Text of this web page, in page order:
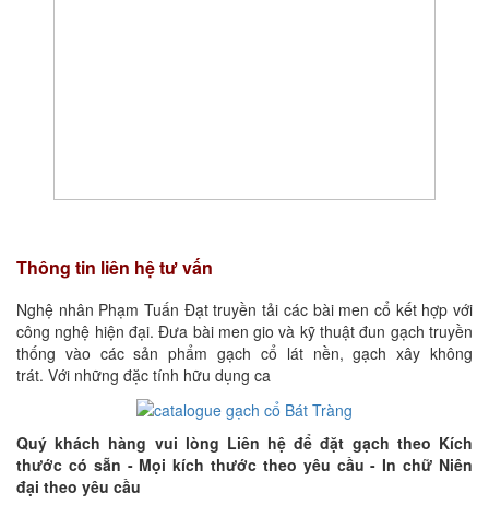
Thông tin liên hệ tư vấn
Nghệ nhân Phạm Tuấn Đạt truyền tải các bài men cổ kết hợp với
công nghệ hiện đại. Đưa bài men gio và kỹ thuật đun gạch truyền
thống vào các sản phẩm gạch cổ lát nền, gạch xây không
trát. Với những đặc tính hữu dụng ca
Quý khách hàng vui lòng Liên hệ để đặt gạch theo Kích
thước có sẵn - Mọi kích thước theo yêu cầu - In chữ Niên
đại theo yêu cầu